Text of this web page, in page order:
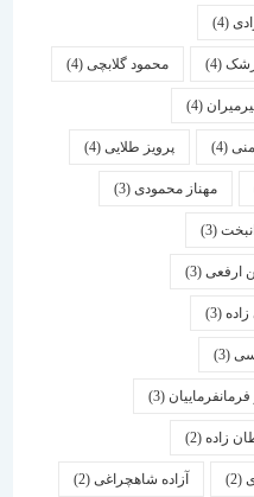
محمود گلابچی(4)
(4)
پرویز طلایی(4)
محمودی(3)
(3)
(3)
(2)
آزاده شاهچراغی(2)